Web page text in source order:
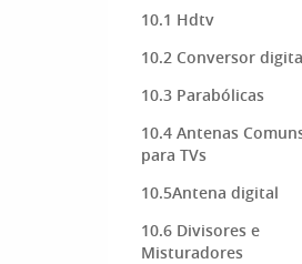
10.1 Hdtv
10.2 Conversor
10.3 Parabólicas
10.4 Antenas
para TVs
10.5Antena digital
10.6 Divisores e
Misturadores